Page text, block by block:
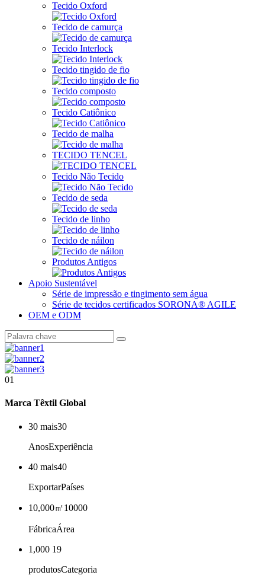
Tecido Oxford
Tecido de camurça
Tecido Interlock
Tecido tingido de fio
Tecido composto
Tecido Catiônico
Tecido de malha
TECIDO TENCEL
Tecido Não Tecido
Tecido de seda
Tecido de linho
Tecido de náilon
Produtos Antigos
Apoio Sustentável
Série de impressão e tingimento sem água
Série de tecidos certificados SORONA® AGILE
OEM e ODM
01
Marca Têxtil Global
30 mais30
AnosExperiência
40 mais40
ExportarPaíses
10,000㎡10000
FábricaÁrea
1,000 19
produtosCategoria